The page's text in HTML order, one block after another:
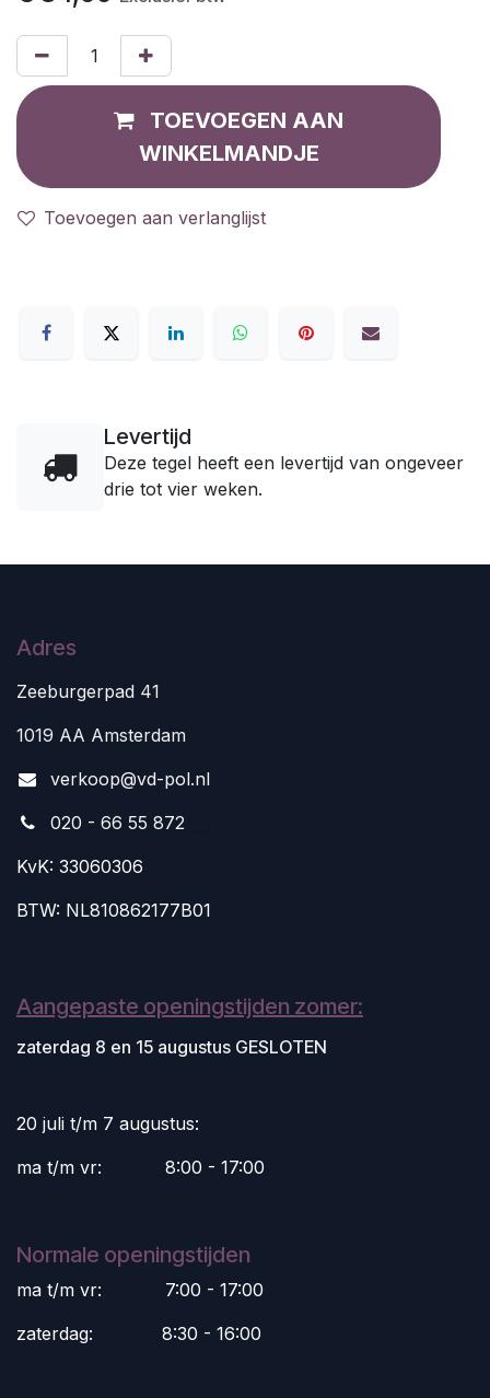
TOEVOEGEN AAN
WINKELMANDJE
Toevoegen aan verlanglijst
Levertijd
Deze tegel heeft een levertijd van ongeveer
drie tot vier weken.
Adres
Zeeburgerpad 41
1019 AA Amsterdam
verkoop@vd-pol.nl
020 - 66 55 872
KvK: 33060306
BTW: NL810862177B01
Aangepaste openingstijden zomer:
zaterdag 8 en 15 augustus GESLOTEN
20 juli t/m 7 augustus:
ma t/m vr:
​8:00 - 17:00
Normale openingstijden
ma t/m vr:
​7:00 - 17:00
zaterdag:
​8:30 - 16:00